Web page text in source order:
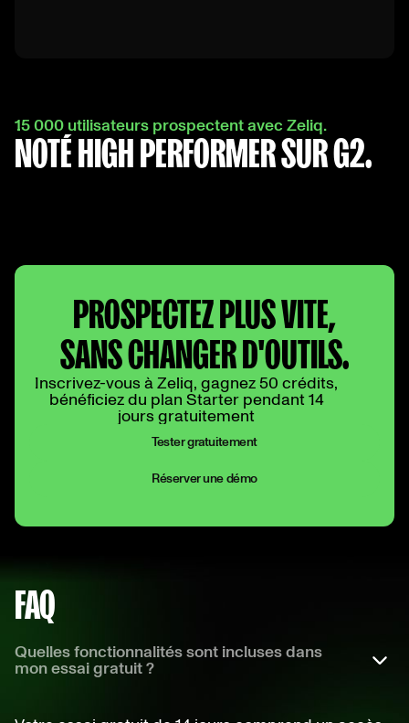
15 000 utilisateurs prospectent avec Zeliq.
NOTÉ HIGH PERFORMER SUR G2.
PROSPECTEZ PLUS VITE,
SANS CHANGER D'OUTILS.
Inscrivez-vous à Zeliq, gagnez 50 crédits,
bénéficiez du plan Starter pendant 14
jours gratuitement
Tester gratuitement
Réserver une démo
FAQ
Quelles fonctionnalités sont incluses dans
mon essai gratuit ?